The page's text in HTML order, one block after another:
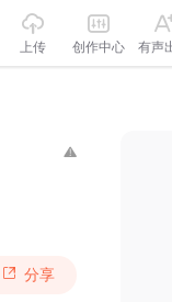
上传 创作中心 有声
分享